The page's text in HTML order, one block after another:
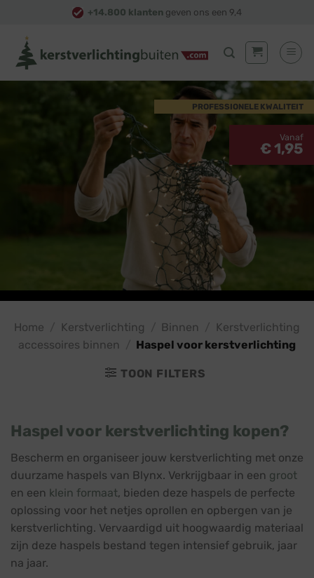
content
+14.800 klanten geven ons een 9,4
PROFESSIONELE KWALITEIT
Vanaf
€ 1,95
Home Kerstverlichting Binnen
Kerstverlichting
accessoires binnen
Haspel voor kerstverlichting
TOON FILTERS
Haspel voor kerstverlichting kopen?
Bescherm en organiseer jouw kerstverlichting met onze
duurzame haspels van Blynx. Verkrijgbaar in een groot
en een klein formaat, bieden deze haspels de perfecte
oplossing voor het netjes oprollen en opbergen van je
kerstverlichting. Vervaardigd uit hoogwaardig materiaal
zijn deze haspels bestand tegen intensief gebruik, jaar
na jaar.